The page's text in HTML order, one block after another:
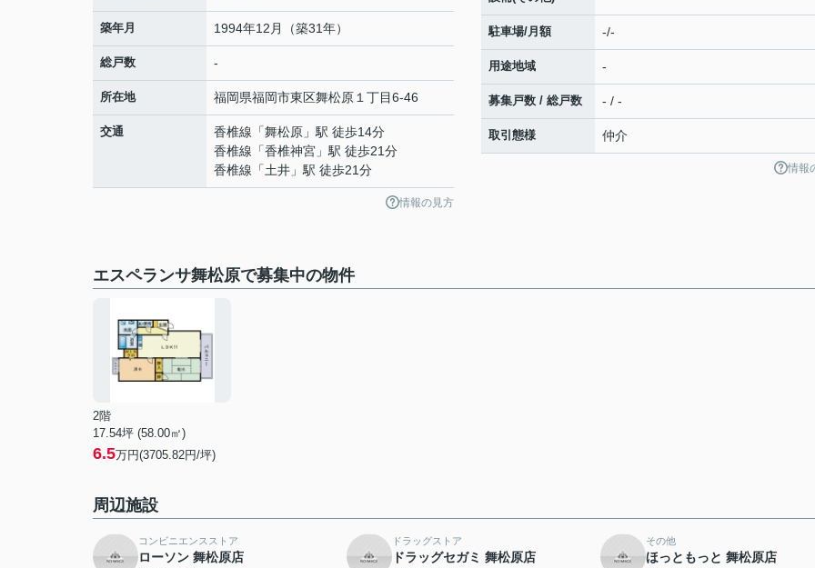
築年月 1994年12月（築31年）
総戸数 -
所在地 福岡県福岡市東区舞松原 １丁目6-46
交通 香椎線 「舞松原 」駅 徒歩14分
香椎線 「香椎神宮 」駅 徒歩21分
香椎線 「土井 」駅 徒歩21分
情報の見方
駐車場/月額 -/-
用途地域 -
募集戸数 / 総戸数 - / -
取引態様 仲介
情報
エスペランサ舞松原で募集中の物件
2階
17.54坪 (58.00㎡)
6.5万円(3705.82円/坪)
周辺施設
コンビニエンスストア
ローソン 舞松原店
ドラッグストア
ドラッグセガミ 舞松原店
その他
ほっともっと 舞松原店